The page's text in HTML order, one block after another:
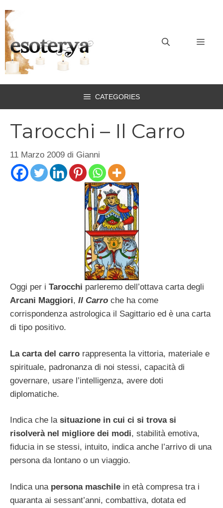
al
contenuto
CATEGORIES
Tarocchi – Il Carro
11 Marzo 2009 di Gianni
Oggi per i Tarocchi parleremo dell’ottava carta degli
Arcani Maggiori, Il Carro che ha come
corrispondenza astrologica il Sagittario ed è una carta
di tipo positivo.
La carta del carro rappresenta la vittoria, materiale e
spirituale, padronanza di noi stessi, capacità di
governare, usare l’intelligenza, avere doti
diplomatiche.
Indica che la situazione in cui ci si trova si
risolverà nel migliore dei modi, stabilità emotiva,
fiducia in se stessi, intuito, indica anche l’arrivo di una
persona da lontano o un viaggio.
Indica una persona maschile in età compresa tra i
quaranta ai sessant’anni, combattiva, dotata ed